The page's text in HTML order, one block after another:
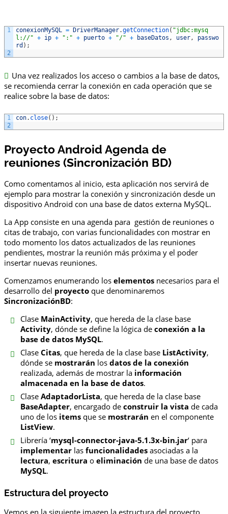
1
2
conexionMySQL = DriverManager.getConnection( "jdbc:mysq
l://" + ip + ":" + puerto + "/" + baseDatos , user ,
passwo
rd ) ;
Una vez realizados los acceso o cambios a la base de datos,
se recomienda cerrar la conexión en cada operación que se
realice sobre la base de datos:
1
2
con. close( ) ;
Proyecto Android Agenda de
reuniones (Sincronización BD)
Como comentamos al inicio, esta aplicación nos servirá de
ejemplo para mostrar la conexión y sincronización desde un
dispositivo Android con una base de datos externa MySQL.
La App consiste en una agenda para gestión de reuniones o
citas de trabajo, con varias funcionalidades con mostrar en
todo momento los datos actualizados de las reuniones
pendientes, mostrar la reunión más próxima y el poder
insertar nuevas reuniones.
Comenzamos enumerando los elementos necesarios para el
desarrollo del proyecto que denominaremos
SincronizaciónBD:
Clase MainActivity, que hereda de la clase base
Activity, dónde se define la lógica deconexión a la
base de datos MySQL.
ClaseCitas, que hereda de la clase base ListActivity,
dónde se mostrarán losdatos de la conexión
realizada, además de mostrar la información
almacenada en la base de datos.
ClaseAdaptadorLista, que hereda de la clase base
BaseAdapter, encargado deconstruir la vista de cada
uno de los items que se mostrarán en el componente
ListView.
Librería ‘mysql-connector-java-5.1.3x-bin.jar‘ para
implementar las funcionalidades asociadas a la
lectura,escritura oeliminación de una base de datos
MySQL.
Estructura del proyecto